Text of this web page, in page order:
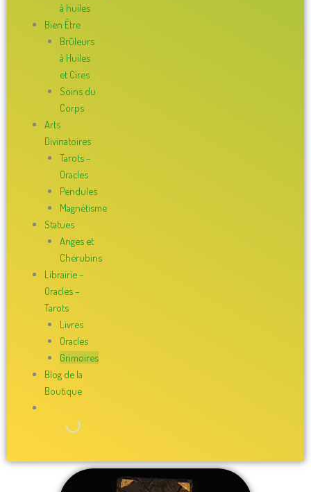
à huiles
Bien Être
Brûleurs
à Huiles
et Cires
Soins du
Corps
Arts
Divinatoires
Tarots –
Oracles
Pendules
Magnétisme
Statues
Anges et
Chérubins
Librairie –
Oracles –
Tarots
Livres
Oracles
Grimoires
Blog de la
Boutique